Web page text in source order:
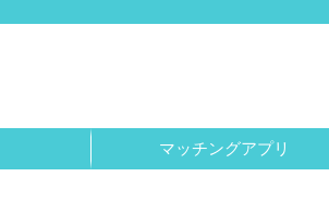
マッチングアプリ